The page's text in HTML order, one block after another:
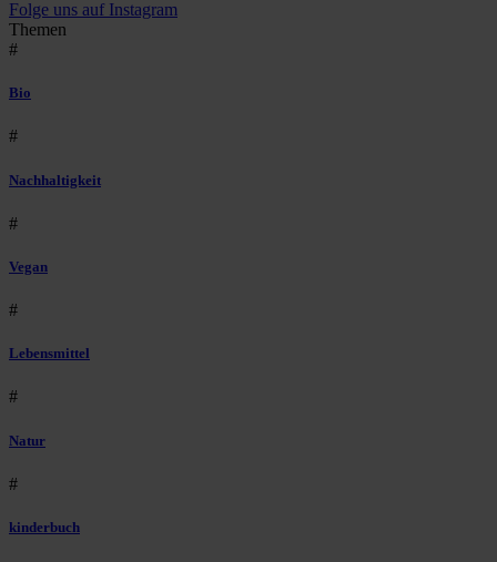
Folge uns auf Instagram
Themen
#
Bio
#
Nachhaltigkeit
#
Vegan
#
Lebensmittel
#
Natur
#
kinderbuch